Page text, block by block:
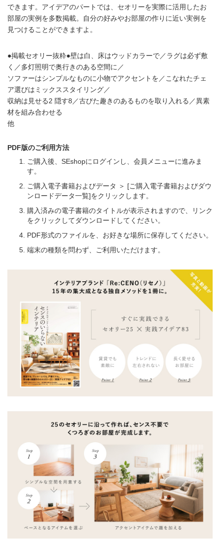
できます。アイデアのパートでは、セオリーを実際に活用したお
部屋の実例を多数掲載。自分の好みやお部屋の作りに近い実例を
見つけることができますよ。
●掲載セオリー抜粋●壁は白、床はウッドカラーで／ラグは必ず敷
く／多灯照明で奥行きのある空間に／
ソファーはシンプルなものに小物でアクセントを／こなれたチェ
ア選びはミックススタイリング／
収納は見せる2 隠す8／古びた趣きのあるものを取り入れる／異素
材を組み合わせる
他
PDF版のご利用方法
ご購入後、SEshopにログインし、会員メニューに進みま
す。
ご購入電子書籍およびデータ ＞ [ご購入電子書籍およびダウ
ンロードデータ一覧]をクリックします。
購入済みの電子書籍のタイトルが表示されますので、リンク
をクリックしてダウンロードしてください。
PDF形式のファイルを、お好きな場所に保存してください。
端末の種類を問わず、ご利用いただけます。